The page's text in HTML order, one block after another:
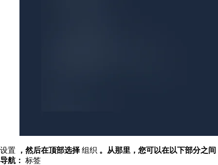
设置 ，然后在顶部选择 组织 。从那里，您可以在以下部分之间
导航： 标签